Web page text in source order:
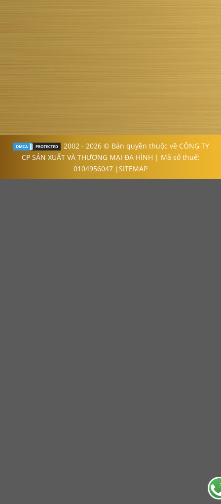
2002 - 2026 © Bản quyền thuộc về CÔNG TY
CP SẢN XUẤT VÀ THƯƠNG MẠI ĐA HÌNH | Mã số thuế:
0104956047 |SITEMAP